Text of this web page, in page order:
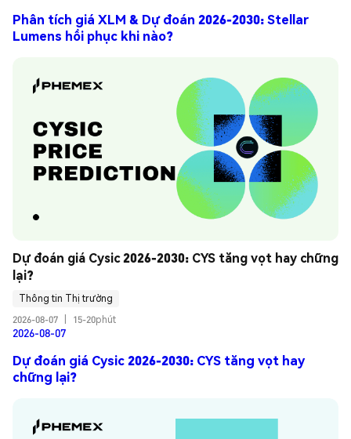
Phân tích giá XLM & Dự đoán 2026-2030: Stellar
Lumens hồi phục khi nào?
Dự đoán giá Cysic 2026-2030: CYS tăng vọt hay chững
lại?
Thông tin Thị trường
2026-08-07
15-20phút
2026-08-07
Dự đoán giá Cysic 2026-2030: CYS tăng vọt hay
chững lại?